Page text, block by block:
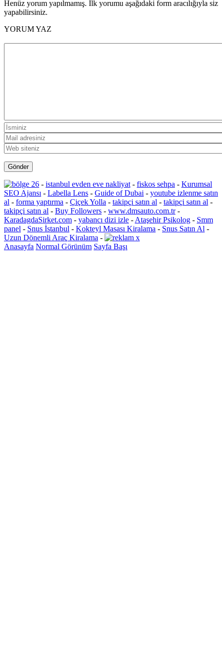
Henüz yorum yapılmamış. İlk yorumu aşağıdaki form aracılığıyla siz
yapabilirsiniz.
YORUM YAZ
- istanbul evden eve nakliyat - fiskos sehpa - Kurumsal
SEO Ajansı - Labella Lens - Guide of Dubai - youtube izlenme satın
al - forma yaptırma - Çiçek Yolla - takipçi satın al - takipçi satın al -
takipçi satın al - Buy Followers - www.dmsauto.com.tr-
KaradagdaSirket.com - yabancı dizi izle - Ataşehir Psikolog - Smm
panel - Snus İstanbul - Kokteyl Masası Kiralama - Snus Satın Al -
Uzun Dönemli Araç Kiralama -
Anasayfa Normal Görünüm Sayfa Başı